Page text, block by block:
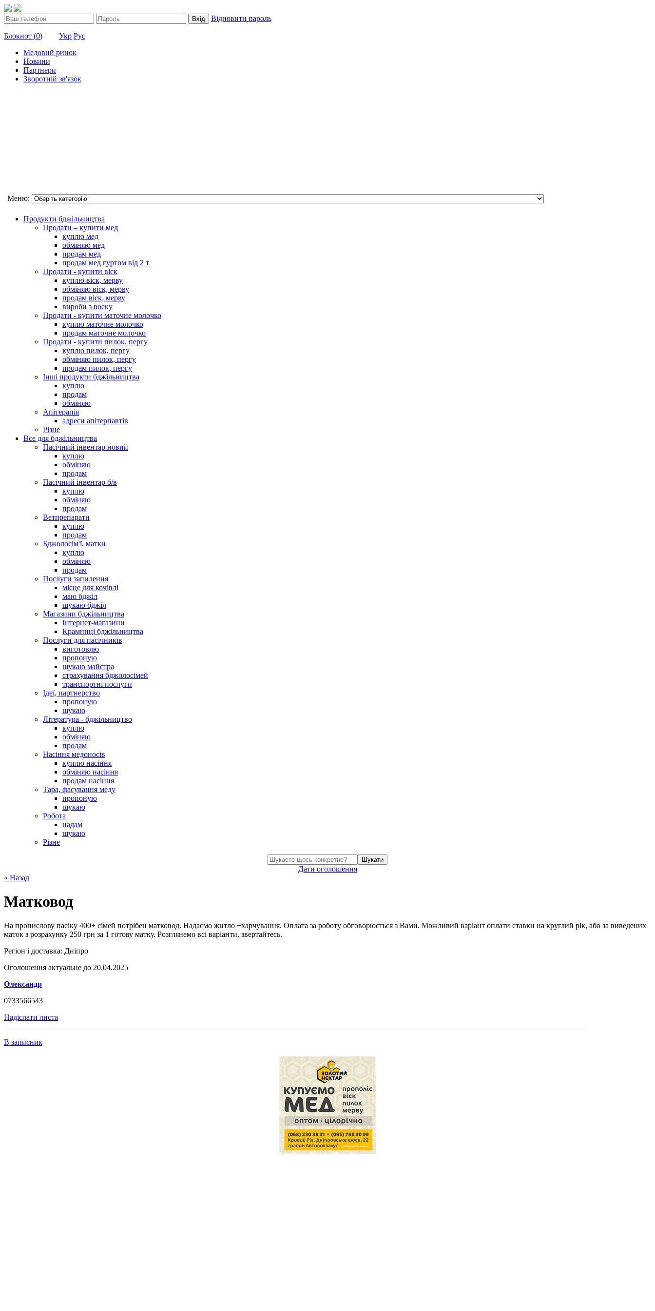
Вхід Відновити пароль
Блокнот (0) Укр Рус
Медовий ринок
Новини
Партнери
Зворотній зв'язок
Меню:
Продукти бджільництва
Продати – купити мед
куплю мед
обміняю мед
продам мед
продам мед гуртом від 2 т
Продати - купити віск
куплю віск, мерву
обміняю віск, мерву
продам віск, мерву
вироби з воску
Продати - купити маточне молочко
куплю маточне молочко
продам маточне молочко
Продати - купити пилок, пергу
куплю пилок, пергу
обміняю пилок, пергу
продам пилок, пергу
Інші продукти бджільництва
куплю
продам
обміняю
Апітерапія
адреси апітерпавтів
Різне
Все для бджільництва
Пасічний інвентар новий
куплю
обміняю
продам
Пасічний інвентар б/в
куплю
обміняю
продам
Ветпрепарати
куплю
продам
Бджолосім'ї, матки
куплю
обміняю
продам
Послуги запилення
місце для кочівлі
маю бджіл
шукаю бджіл
Магазини бджільництва
Інтернет-магазини
Крамниці бджільництва
Послуги для пасічників
виготовлю
пропоную
шукаю майстра
страхування бджолосімей
транспортні послуги
Ідеї, партнерство
пропоную
шукаю
Література - бджільництво
куплю
обміняю
продам
Насіння медоносів
куплю насіння
обміняю насіння
продам насіння
Тара, фасування меду
пропоную
шукаю
Робота
надам
шукаю
Різне
Шукати
Дати оголошення
« Назад
Матковод
На пропислову пасіку 400+ сімей потрібен матковод. Надаємо житло +харчування. Оплата за роботу обговорюється з Вами. Можливий варіант оплати ставки на круглий рік, або за виведених
маток з розрахунку 250 грн за 1 готову матку. Розглянемо всі варіанти, звертайтесь.
Регіон і доставка: Дніпро
Оголошення актуальне до 20.04.2025
Олександр
0733566543
Надіслати листа
В записник